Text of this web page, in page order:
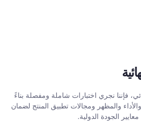
فإننا نجري اختبارات شاملة ومفصلة بناءً
والمظهر ومجالات تطبيق المنتج لضمان
الجودة الدولية.